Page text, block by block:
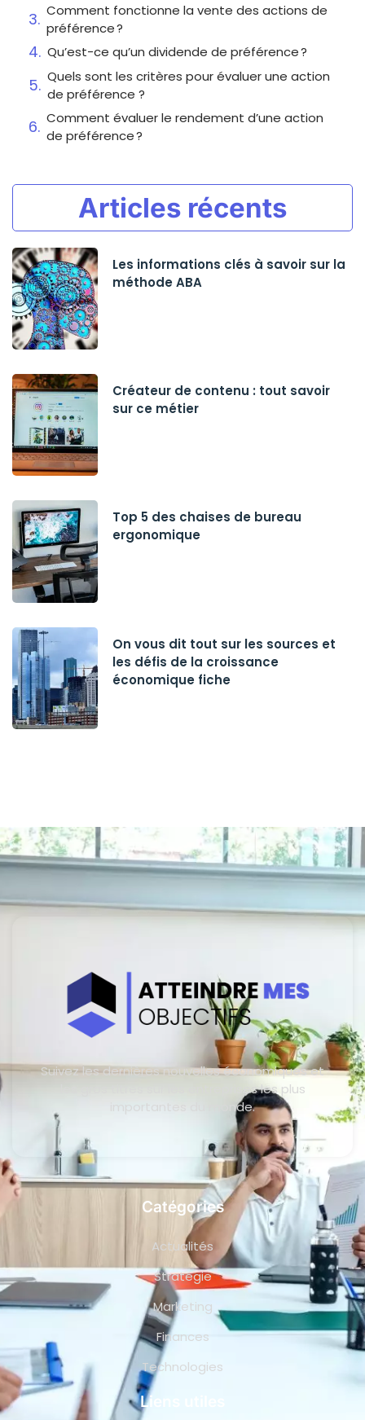
Comment fonctionne la vente des actions de
préférence ?
Qu’est-ce qu’un dividende de préférence ?
Quels sont les critères pour évaluer une action
de préférence ?
Comment évaluer le rendement d’une action
de préférence ?
Articles récents
Les informations clés à savoir sur la
méthode ABA
Créateur de contenu : tout savoir
sur ce métier
Top 5 des chaises de bureau
ergonomique
On vous dit tout sur les sources et
les défis de la croissance
économique fiche
Suivez les dernières nouvelles économiques et
les gros titres sur les entreprises les plus
importantes du monde.
Catégories
Actualités
Stratégie
Marketing
Finances
Technologies
Liens utiles